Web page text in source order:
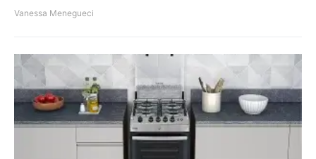
Vanessa Menegueci